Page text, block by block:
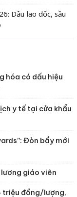
Dầu lao dốc, sầu
hóa có dấu hiệu
y tế tại cửa khẩu
Đòn bẩy mới
giáo viên
triệu đồng/lượng,